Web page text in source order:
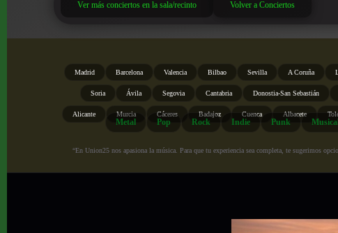
Ver más conciertos en la sala/recinto Volver a Conciertos
Madrid Barcelona Valencia Bilbao Sevilla A Coruña
Soria Ávila Segovia Cantabria Donostia-San Sebastián
Alicante Murcia Cáceres Badajoz Cuenca Albacete
Metal Pop Rock Indie Punk
“En Union25 nos apasiona la música. Para que tu experiencia sea completa, te sugerimos